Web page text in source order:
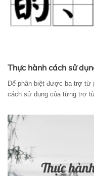
Thực hành cách sử
Để phân biệt được ba trợ từ
cách sử dụng của từng trợ